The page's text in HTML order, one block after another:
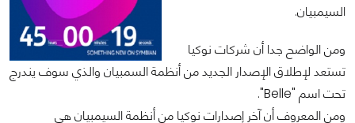
السيمبيان.
ومن الواضح جدا أن شركات نوكيا
تستعد لإطلاق الإصدار الجديد من أنظمة السمبيان والذي سوف يندرج
تحت اسم "Belle".
ومن المعروف أن آخر إصدارات نوكيا من أنظمة السيمبيان هي